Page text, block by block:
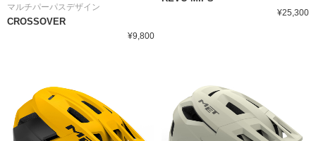
マルチパーパスデザイン
CROSSOVER
¥9,800
¥25,300